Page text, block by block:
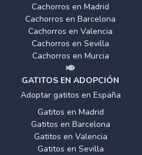
Cachorros en Madrid
Cachorros en Barcelona
Cachorros en Valencia
Cachorros en Sevilla
Cachorros en Murcia
GATITOS EN ADOPCIÓN
Adoptar gatitos en España
Gatitos en Madrid
Gatitos en Barcelona
Gatitos en Valencia
Gatitos en Sevilla